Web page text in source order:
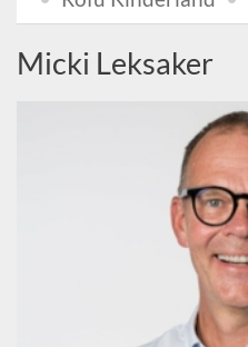
Micki Leksaker